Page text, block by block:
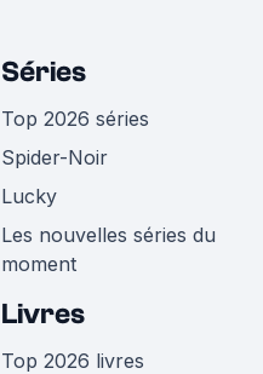
Séries
Top 2026 séries
Spider-Noir
Lucky
Les nouvelles séries du
moment
Livres
Top 2026 livres